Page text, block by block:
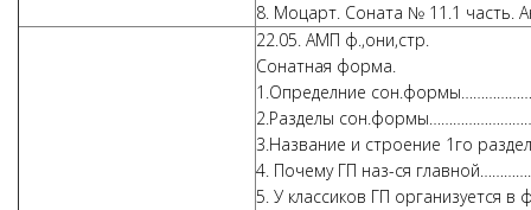
8. Моцарт. Соната № 11.1 часть.
22.05. АМП ф.,они,стр.
Сонатная форма.
1.Определние
2.Разделы
3.Название и строение 1го
4. Почему ГП наз-ся
5. У классиков ГП